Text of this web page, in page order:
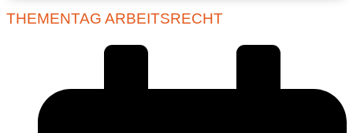
THEMENTAG ARBEITSRECHT